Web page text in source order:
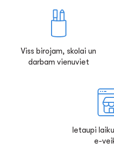
Viss birojam, skolai un
darbam vienuviet
Ietaupi
e-